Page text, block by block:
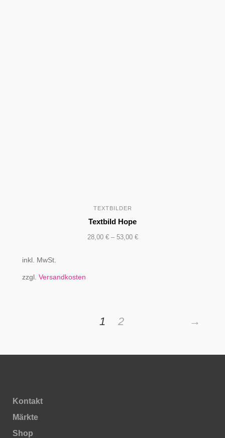
TEXTBILDER
Textbild Hope
28,00 €– 53,00 €
inkl. MwSt.
zzgl. Versandkosten
1 2 →
Kontakt
Märkte
Shop